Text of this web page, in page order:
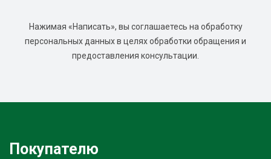
Нажимая «Написать», вы соглашаетесь на обработку
персональных данных в целях обработки обращения и
предоставления консультации.
Покупателю